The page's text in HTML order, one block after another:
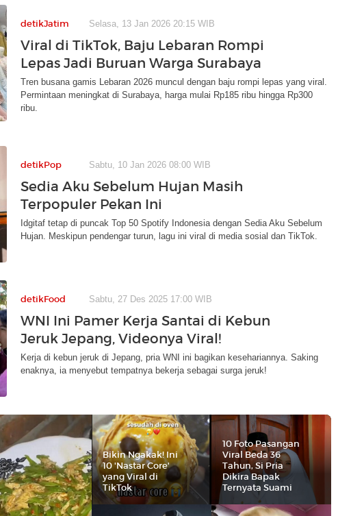
detikJatim Selasa, 13 Jan 2026 20:15 WIB
Viral di TikTok, Baju Lebaran Rompi
Lepas Jadi Buruan Warga Surabaya
Tren busana gamis Lebaran 2026 muncul dengan baju rompi lepas yang viral.
Permintaan meningkat di Surabaya, harga mulai Rp185 ribu hingga Rp300
ribu.
detikPop Sabtu, 10 Jan 2026 08:00 WIB
Sedia Aku Sebelum Hujan Masih
Terpopuler Pekan Ini
Idgitaf tetap di puncak Top 50 Spotify Indonesia dengan Sedia Aku Sebelum
Hujan. Meskipun pendengar turun, lagu ini viral di media sosial dan TikTok.
detikFood Sabtu, 27 Des 2025 17:00 WIB
WNI Ini Pamer Kerja Santai di Kebun
Jeruk Jepang, Videonya Viral!
Kerja di kebun jeruk di Jepang, pria WNI ini bagikan kesehariannya. Saking
enaknya, ia menyebut tempatnya bekerja sebagai surga jeruk!
Bikin Ngakak! Ini
10 'Nastar Core'
yang Viral di
TikTok
10 Foto Pasangan
Viral Beda 36
Tahun, Si Pria
Dikira Bapak
Ternyata Suami